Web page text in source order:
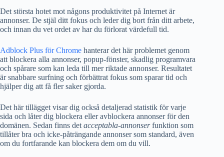
Det största hotet mot någons produktivitet på Internet är
annonser. De stjäl ditt fokus och leder dig bort från ditt arbete,
och innan du vet ordet av har du förlorat värdefull tid.
Adblock Plus för Chrome hanterar det här problemet genom
att blockera alla annonser, popup-fönster, skadlig programvara
och spårare som kan leda till mer riktade annonser. Resultatet
är snabbare surfning och förbättrat fokus som sparar tid och
hjälper dig att få fler saker gjorda.
Det här tillägget visar dig också detaljerad statistik för varje
sida och låter dig blockera eller avblockera annonser för den
domänen. Sedan finns det acceptabla-annonserfunktion som
tillåter bra och icke-påträngande annonser som standard, även
om du fortfarande kan blockera dem om du vill.